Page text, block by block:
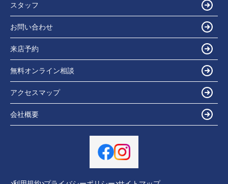
スタッフ
お問い合わせ
来店予約
無料オンライン相談
アクセスマップ
会社概要